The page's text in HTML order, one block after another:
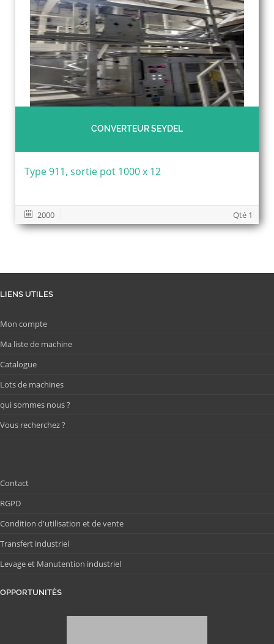
CONVERTEUR SEYDEL
Type 911, sortie pot 1000 x 12
2000 Qté 1
LIENS UTILES
Mon compte
Ma liste de machine
Catalogue
Lots de machines
qui sommes nous ?
Vous recherchez ?
Contact
RGPD
Condition d'utilisation et de vente
Transfert industriel
Levage et Manutention industriel
OPPORTUNITÉS